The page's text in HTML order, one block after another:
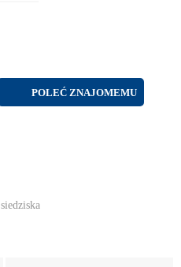
POLEĆ ZNAJOMEMU